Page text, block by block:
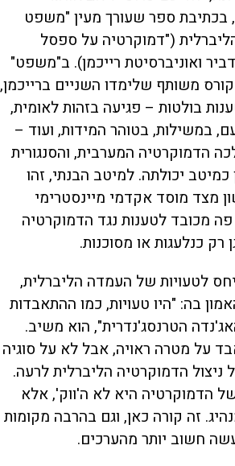
בכתיבת ספר שעורך מעין "משפט
("דמוקרטיה על ספסל
ואוניברסיטת רייכמן). ב"משפט"
משותף שלימדו השניים ברייכמן,
בולטות – פגיעה בזהות לאומית,
במשילות, בטוהר המידות, ועוד –
הדמוקרטיה המערבית, והסנגורית
יכולתה. למיטב הבנתי, זהו
מצד מוסד אקדמי מיינסטרימי
מכובד לטענות נגד הדמוקרטיה
רק כנלעגות או מסוכנות.
לטעויות של העמדה הליברלית,
בה: "היו טעויות, כמו ההתאבדות
הטרנסג'נדרית", הוא משיב.
על מטרה ראויה, אבל לא על סוגיה
ניצול הדמוקרטיה הליברלית לרעה.
הדמוקרטיה היא לא ה'ווק', אלא
זה קורה כאן, וגם בהרבה מקומות
חשוב יותר מהערכים.